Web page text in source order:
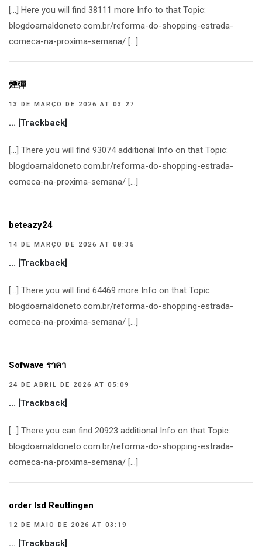
[…] Here you will find 38111 more Info to that Topic:
blogdoarnaldoneto.com.br/reforma-do-shopping-estrada-
comeca-na-proxima-semana/ […]
煙彈
13 DE MARÇO DE 2026 AT 03:27
… [Trackback]
[…] There you will find 93074 additional Info on that Topic:
blogdoarnaldoneto.com.br/reforma-do-shopping-estrada-
comeca-na-proxima-semana/ […]
beteazy24
14 DE MARÇO DE 2026 AT 08:35
… [Trackback]
[…] There you will find 64469 more Info on that Topic:
blogdoarnaldoneto.com.br/reforma-do-shopping-estrada-
comeca-na-proxima-semana/ […]
Sofwave ราคา
24 DE ABRIL DE 2026 AT 05:09
… [Trackback]
[…] There you can find 20923 additional Info on that Topic:
blogdoarnaldoneto.com.br/reforma-do-shopping-estrada-
comeca-na-proxima-semana/ […]
order lsd Reutlingen
12 DE MAIO DE 2026 AT 03:19
… [Trackback]